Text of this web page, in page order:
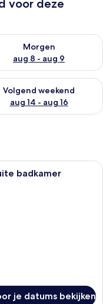
voor deze
aug 7 - aug 8
Morgen
aug 8 - aug 9
weekend aug 7 -
Volgend weekend
aug 14 - aug 16
met een bed,
badkamer
je datums bekijken